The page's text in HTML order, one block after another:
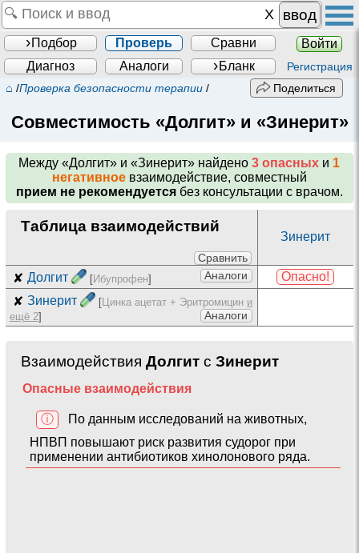
ввод
Подбор Проверь Сравни
Войти
Диагноз
Аналоги Бланк Регистрация
⌂ /Проверка безопасности терапии / Поделиться
Совместимость «Долгит» и «Зинерит»
Между«Долгит» и «Зинерит» найдено3 опасных и 1
негативноевзаимодействие, совместный
прием не рекомендуетсябез консультации с врачом.
Таблица взаимодействий
Сравнить
Зинерит
✘ Долгит [Ибупрофен] Аналоги
Опасно!
✘ Зинерит [Цинка ацетат + Эритромицин и
ещё 2] Аналоги
Взаимодействия Долгит с Зинерит
Опасные взаимодействия
ⓘ
По данным исследований на животных,
НПВП повышают риск развития судорог при
применении антибиотиков хинолонового ряда.